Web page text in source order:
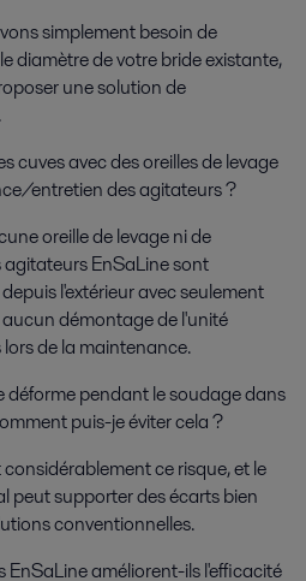
simplement besoin de
diamètre de votre bride existante,
une solution de
cuves avec des oreilles de levage
entretien des agitateurs ?
oreille de levage ni de
EnSaLine sont
l'extérieur avec seulement
démontage de l'unité
de la maintenance.
déforme pendant le soudage dans
puis-je éviter cela ?
ce risque, et le
peut supporter des écarts bien
conventionnelles.
améliorent-ils l'efficacité